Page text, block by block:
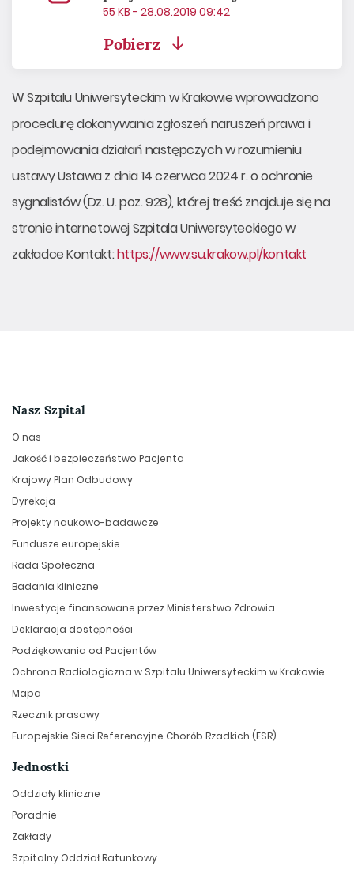
55 KB - 28.08.2019 09:42
Pobierz
W Szpitalu Uniwersyteckim w Krakowie wprowadzono
procedurę dokonywania zgłoszeń naruszeń prawa i
podejmowania działań następczych w rozumieniu
ustawy Ustawa z dnia 14 czerwca 2024 r. o ochronie
sygnalistów (Dz. U. poz. 928), której treść znajduje się na
stronie internetowej Szpitala Uniwersyteckiego w
zakładce Kontakt:https://www.su.krakow.pl/kontakt
Nasz Szpital
O nas
Jakość i bezpieczeństwo Pacjenta
Krajowy Plan Odbudowy
Dyrekcja
Projekty naukowo-badawcze
Fundusze europejskie
Rada Społeczna
Badania kliniczne
Inwestycje finansowane przez Ministerstwo Zdrowia
Deklaracja dostępności
Podziękowania od Pacjentów
Ochrona Radiologiczna w Szpitalu Uniwersyteckim w Krakowie
Mapa
Rzecznik prasowy
Europejskie Sieci Referencyjne Chorób Rzadkich (ESR)
Jednostki
Oddziały kliniczne
Poradnie
Zakłady
Szpitalny Oddział Ratunkowy